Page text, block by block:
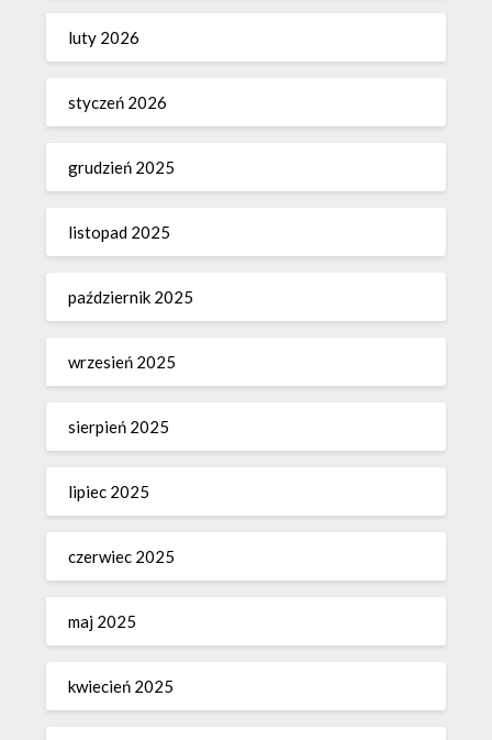
luty 2026
styczeń 2026
grudzień 2025
listopad 2025
październik 2025
wrzesień 2025
sierpień 2025
lipiec 2025
czerwiec 2025
maj 2025
kwiecień 2025